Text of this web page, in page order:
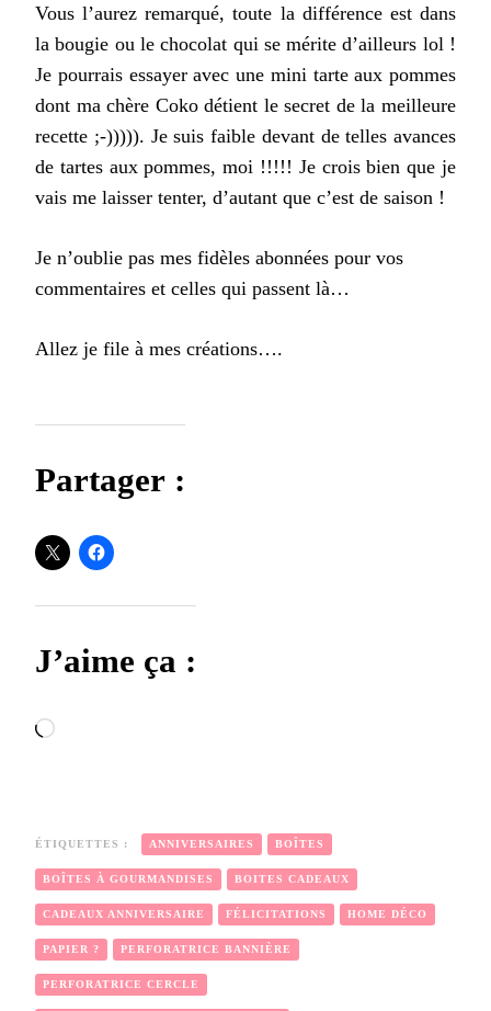
Vous l’aurez remarqué, toute la différence est dans
la bougie ou le chocolat qui se mérite d’ailleurs lol !
Je pourrais essayer avec une mini tarte aux pommes
dont ma chère Coko détient le secret de la meilleure
recette ;-))))). Je suis faible devant de telles avances
de tartes aux pommes, moi !!!!! Je crois bien que je
vais me laisser tenter, d’autant que c’est de saison !
Je n’oublie pas mes fidèles abonnées pour vos
commentaires et celles qui passent là…
Allez je file à mes créations….
Partager :
J’aime ça :
Chargement…
ÉTIQUETTES : ANNIVERSAIRES BOÎTES
BOÎTES À GOURMANDISES BOITES CADEAUX
CADEAUX ANNIVERSAIRE FÉLICITATIONS HOME DÉCO
PAPIER ? PERFORATRICE BANNIÈRE
PERFORATRICE CERCLE